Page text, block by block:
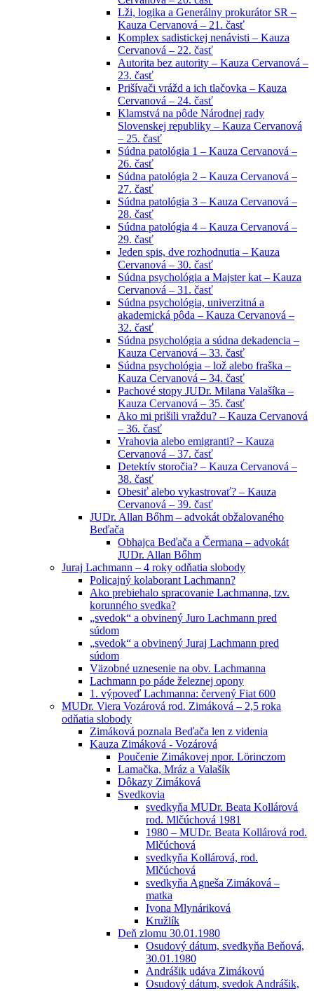
Lži, logika a Generálny prokurátor SR –
Kauza Cervanová – 21. časť
Komplex sadistickej nenávisti – Kauza
Cervanová – 22. časť
Autorita bez autority – Kauza Cervanová –
23. časť
Prišívači vrážd a ich tlačovka – Kauza
Cervanová – 24. časť
Klamstvá na pôde Národnej rady
Slovenskej republiky – Kauza Cervanová
– 25. časť
Súdna patológia 1 – Kauza Cervanová –
26. časť
Súdna patológia 2 – Kauza Cervanová –
27. časť
Súdna patológia 3 – Kauza Cervanová –
28. časť
Súdna patológia 4 – Kauza Cervanová –
29. časť
Jeden spis, dve rozhodnutia – Kauza
Cervanová – 30. časť
Súdna psychológia a Majster kat – Kauza
Cervanová – 31. časť
Súdna psychológia, univerzitná a
akademická pôda – Kauza Cervanová –
32. časť
Súdna psychológia a súdna dekadencia –
Kauza Cervanová – 33. časť
Súdna psychológia – lož alebo fraška –
Kauza Cervanová – 34. časť
Pachové stopy JUDr. Milana Valašíka –
Kauza Cervanová – 35. časť
Ako mi prišili vraždu? – Kauza Cervanová
– 36. časť
Vrahovia alebo emigranti? – Kauza
Cervanová – 37. časť
Detektív storočia? – Kauza Cervanová –
38. časť
Obesiť alebo vykastrovať? – Kauza
Cervanová – 39. časť
JUDr. Allan Bőhm – advokát obžalovaného
Beďača
Obhajca Beďača a Čermana – advokát
JUDr. Allan Bőhm
Juraj Lachmann – 4 roky odňatia slobody
Policajný kolaborant Lachmann?
Ako prebiehalo spracovanie Lachmanna, tzv.
korunného svedka?
„svedok“ a obvinený Juro Lachmann pred
súdom
„svedok“ a obvinený Juraj Lachmann pred
súdom
Väzobné uznesenie na obv. Lachmanna
Lachmann po páde železnej opony
1. výpoveď Lachmanna: červený Fiat 600
MUDr. Viera Vozárová rod. Zimáková – 2,5 roka
odňatia slobody
Zimáková poznala Beďača len z videnia
Kauza Zimáková - Vozárová
Poučenie Zimákovej npor. Lörinczom
Lamačka, Mráz a Valašík
Dôkazy Zimáková
Svedkovia
svedkyňa MUDr. Beata Kollárová
rod. Mlčúchová 1981
1980 – MUDr. Beata Kollárová rod.
Mlčúchová
svedkyňa Kollárová, rod.
Mlčúchová
svedkyňa Agneša Zimáková –
matka
Ivona Mlynáriková
Kružlík
Deň zlomu 30.01.1980
Osudový dátum, svedkyňa Beňová,
30.01.1980
Andrášik udáva Zimákovú
Osudový dátum, svedok Andrášik,